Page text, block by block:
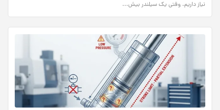
نیاز داریم. وقتی یک سیلندر بیش...